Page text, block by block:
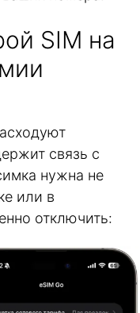
SIM на
связь с
нужна не
или в
отключить: